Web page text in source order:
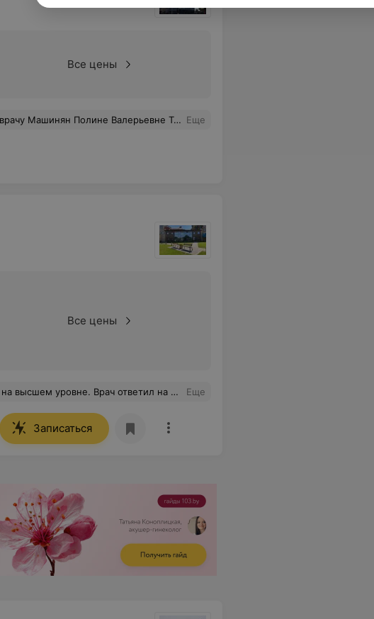
Все цены
действительно не хватает. Специалист своего дела и очень добрый человек Еще
Все цены
Врач ответил на все вопросы. Всем советую! Еще
Записаться